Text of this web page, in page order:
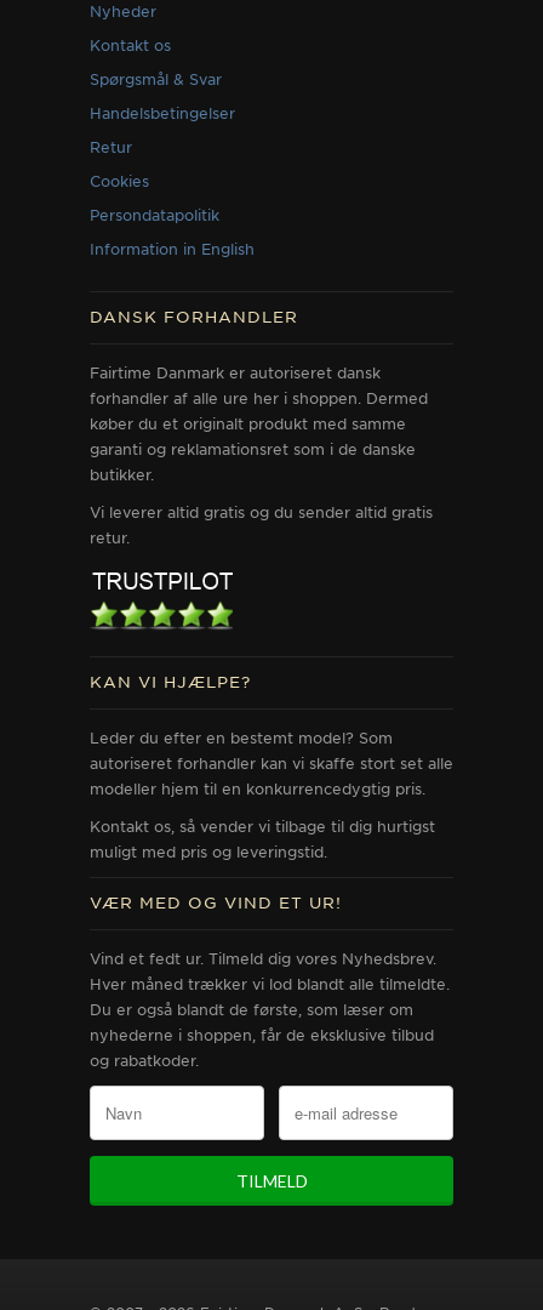
Nyheder
Kontakt os
Spørgsmål & Svar
Handelsbetingelser
Retur
Cookies
Persondatapolitik
Information in English
DANSK FORHANDLER
Fairtime Danmark er autoriseret dansk
forhandler af alle ure her i shoppen. Dermed
køber du et originalt produkt med samme
garanti og reklamationsret som i de danske
butikker.
Vi leverer altid gratis og du sender altid gratis
retur.
KAN VI HJÆLPE?
Leder du efter en bestemt model? Som
autoriseret forhandler kan vi skaffe stort set alle
modeller hjem til en konkurrencedygtig pris.
Kontakt os, så vender vi tilbage til dig hurtigst
muligt med pris og leveringstid.
VÆR MED OG VIND ET UR!
Vind et fedt ur. Tilmeld dig vores Nyhedsbrev.
Hver måned trækker vi lod blandt alle tilmeldte.
Du er også blandt de første, som læser om
nyhederne i shoppen, får de eksklusive tilbud
og rabatkoder.